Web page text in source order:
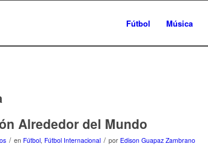
Fútbol Música
Alrededor del Mundo
/ en Fútbol, Fútbol Internacional / por Edison Guapaz Zambrano